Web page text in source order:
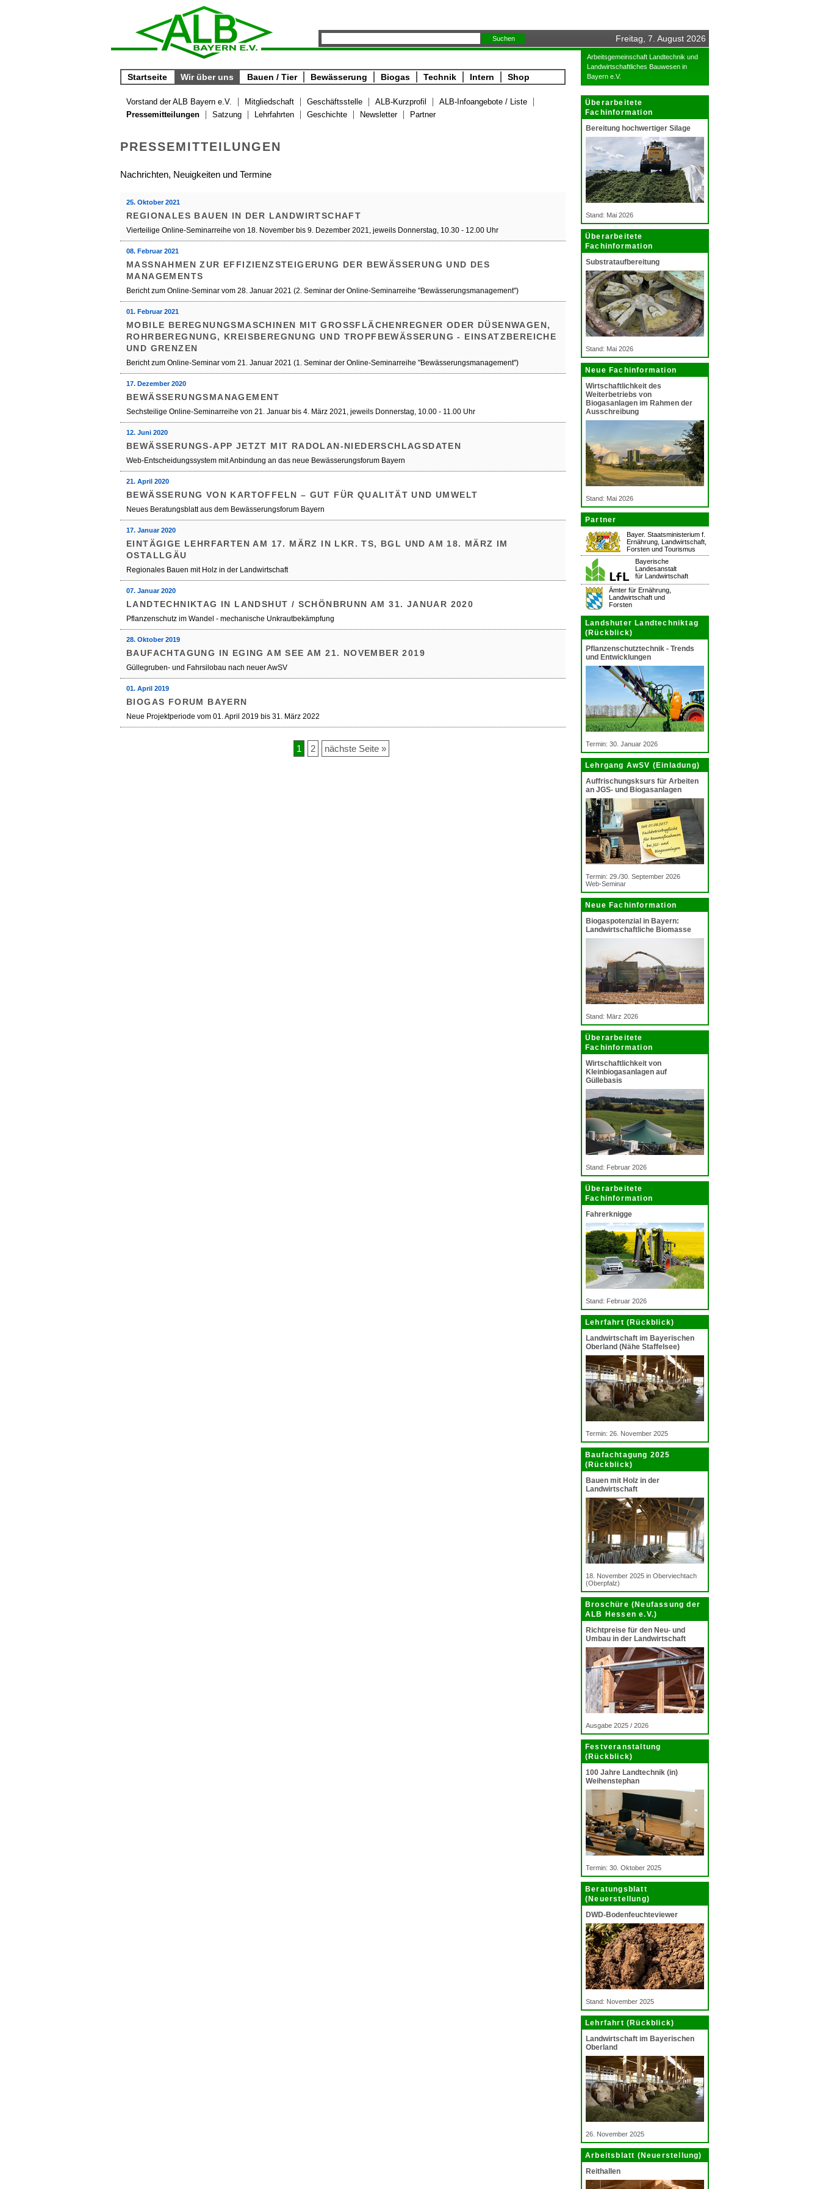
Freitag, 7. August 2026
Startseite Wir über uns Bauen / Tier Bewässerung Biogas Technik Intern Shop
Arbeitsgemeinschaft Landtechnik und
Landwirtschaftliches Bauwesen in
Bayern e.V.
Überarbeitete
Fachinformation
Bereitung hochwertiger Silage
Stand: Mai 2026
Überarbeitete
Fachinformation
Substrataufbereitung
Stand: Mai 2026
Neue Fachinformation
Wirtschaftlichkeit des
Weiterbetriebs von
Biogasanlagen im Rahmen der
Ausschreibung
Stand: Mai 2026
Partner
Bayer. Staatsministerium f.
Ernährung, Landwirtschaft,
Forsten und Tourismus
Bayerische
Landesanstalt
für Landwirtschaft
Ämter für Ernährung,
Landwirtschaft und
Forsten
Landshuter Landtechniktag
(Rückblick)
Pflanzenschutztechnik - Trends
und Entwicklungen
Termin: 30. Januar 2026
Lehrgang AwSV (Einladung)
Auffrischungsksurs für Arbeiten
an JGS- und Biogasanlagen
Termin: 29./30. September 2026
Web-Seminar
Neue Fachinformation
Biogaspotenzial in Bayern:
Landwirtschaftliche Biomasse
Stand: März 2026
Überarbeitete
Fachinformation
Wirtschaftlichkeit von
Kleinbiogasanlagen auf
Güllebasis
Stand: Februar 2026
Überarbeitete
Fachinformation
Fahrerknigge
Stand: Februar 2026
Lehrfahrt (Rückblick)
Landwirtschaft im Bayerischen
Oberland (Nähe Staffelsee)
Termin: 26. November 2025
Baufachtagung 2025
(Rückblick)
Bauen mit Holz in der
Landwirtschaft
18. November 2025 in Oberviechtach
(Oberpfalz)
Broschüre (Neufassung der
ALB Hessen e.V.)
Richtpreise für den Neu- und
Umbau in der Landwirtschaft
Ausgabe 2025 / 2026
Festveranstaltung
(Rückblick)
100 Jahre Landtechnik (in)
Weihenstephan
Termin: 30. Oktober 2025
Beratungsblatt
(Neuerstellung)
DWD-Bodenfeuchteviewer
Stand: November 2025
Lehrfahrt (Rückblick)
Landwirtschaft im Bayerischen
Oberland
26. November 2025
Arbeitsblatt (Neuerstellung)
Reithallen
Vorstand der ALB Bayern e.V. Mitgliedschaft Geschäftsstelle ALB-Kurzprofil
ALB-Infoangebote / Liste
Pressemitteilungen
Satzung Lehrfahrten Geschichte Newsletter Partner
PRESSEMITTEILUNGEN
Nachrichten, Neuigkeiten und Termine
25. Oktober 2021
REGIONALES BAUEN IN DER LANDWIRTSCHAFT
Vierteilige Online-Seminarreihe von 18. November bis 9. Dezember 2021, jeweils Donnerstag, 10.30 - 12.00 Uhr
08. Februar 2021
MASSNAHMEN ZUR EFFIZIENZSTEIGERUNG DER BEWÄSSERUNG UND DES M
ANAGEMENTS
Bericht zum Online-Seminar vom 28. Januar 2021 (2. Seminar der Online-Seminarreihe "Bewässerungsmanagement")
01. Februar 2021
MOBILE BEREGNUNGSMASCHINEN MIT GROSSFLÄCHENREGNER ODER DÜSENWAGEN, R
OHRBEREGNUNG, KREISBEREGNUNG UND TROPFBEWÄSSERUNG - EINSATZBEREICHE U
ND GRENZEN
Bericht zum Online-Seminar vom 21. Januar 2021 (1. Seminar der Online-Seminarreihe "Bewässerungsmanagement")
17. Dezember 2020
BEWÄSSERUNGSMANAGEMENT
Sechsteilige Online-Seminarreihe von 21. Januar bis 4. März 2021, jeweils Donnerstag, 10.00 - 11.00 Uhr
12. Juni 2020
BEWÄSSERUNGS-APP JETZT MIT RADOLAN-NIEDERSCHLAGSDATEN
Web-Entscheidungssystem mit Anbindung an das neue Bewässerungsforum Bayern
21. April 2020
BEWÄSSERUNG VON KARTOFFELN – GUT FÜR QUALITÄT UND UMWELT
Neues Beratungsblatt aus dem Bewässerungsforum Bayern
17. Januar 2020
EINTÄGIGE LEHRFARTEN AM 17. MÄRZ IN LKR. TS, BGL UND AM 18. MÄRZ IM
OSTALLGÄU
Regionales Bauen mit Holz in der Landwirtschaft
07. Januar 2020
LANDTECHNIKTAG IN LANDSHUT / SCHÖNBRUNN AM 31. JANUAR 2020
Pflanzenschutz im Wandel - mechanische Unkrautbekämpfung
28. Oktober 2019
BAUFACHTAGUNG IN EGING AM SEE AM 21. NOVEMBER 2019
Güllegruben- und Fahrsilobau nach neuer AwSV
01. April 2019
BIOGAS FORUM BAYERN
Neue Projektperiode vom 01. April 2019 bis 31. März 2022
1 2 nächste Seite »